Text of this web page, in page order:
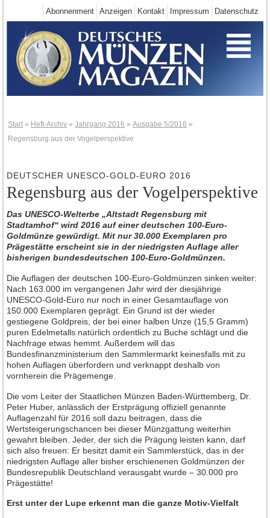
Datenschutz
Impressum
Kontakt
Anzeigen
Abonnenment
Deutschland-Neuheiten
Neuheiten 2025
Neuheiten 2024
Neuheiten 2022
Neuheiten 2021
Neuheiten 2019
Neuheiten 2018
Neuheiten 2017
Neuheiten 2016
Neuheiten 2015
Neuheiten 2013
Neuheiten 2012
Neuheiten 2011
Neuheiten 2010
Neuheiten 2009
Neuheiten 2008
Neuheiten 2007
Neuheiten 2006
Neuheiten 2005
Neuheiten 2004
Neuheiten 2003
Neuheiten 2002
Heft-Archiv
Start » Heft-Archiv »Jahrgang 2016 »Ausgabe 5/2016 »
Regensburg aus der Vogelperspektive
DEUTSCHER UNESCO-GOLD-EURO 2016
Regensburg aus der Vogelperspektive
Das UNESCO-Welterbe „Altstadt Regensburg mit
Stadtamhof“ wird 2016 auf einer deutschen 100-Euro-
Goldmünze gewürdigt. Mit nur 30.000 Exemplaren pro
Prägestätte erscheint sie in der niedrigsten Auflage aller
bisherigen bundesdeutschen 100-Euro-Goldmünzen.
Die Auflagen der deutschen 100-Euro-Goldmünzen sinken weiter:
Nach 163.000 im vergangenen Jahr wird der diesjährige
UNESCO-Gold-Euro nur noch in einer Gesamtauflage von
150.000 Exemplaren geprägt. Ein Grund ist der wieder
gestiegene Goldpreis, der bei einer halben Unze (15,5 Gramm)
puren Edelmetalls natürlich ordentlich zu Buche schlägt und die
Nachfrage etwas hemmt. Außerdem will das
Bundesfinanzministerium den Sammlermarkt keinesfalls mit zu
hohen Auflagen überfordern und verknappt deshalb von
vornherein die Prägemenge.
Die vom Leiter der Staatlichen Münzen Baden-Württemberg, Dr.
Peter Huber, anlässlich der Erstprägung offiziell genannte
Auflagenzahl für 2016 soll dazu beitragen, dass die
Wertsteigerungschancen bei dieser Münzgattung weiterhin
gewahrt bleiben. Jeder, der sich die Prägung leisten kann, darf
sich also freuen: Er besitzt damit ein Sammlerstück, das in der
niedrigsten Auflage aller bisher erschienenen Goldmünzen der
Bundesrepublik Deutschland verausgabt wurde – 30.000 pro
Prägestätte!
Erst unter der Lupe erkennt man die ganze Motiv-Vielfalt